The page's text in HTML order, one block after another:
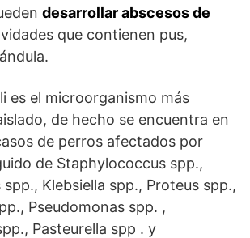
desarrollar abscesos de
que contienen pus,
es el microorganismo más
de hecho se encuentra en
de perros afectados por
de Staphylococcus spp.,
Klebsiella spp., Proteus spp.,
Pseudomonas spp. ,
Pasteurella spp . y